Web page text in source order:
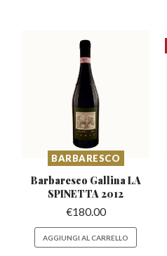
BARBARESCO
Barbaresco Gallina LA
SPINETTA 2012
€180.00
AGGIUNGI AL CARRELLO